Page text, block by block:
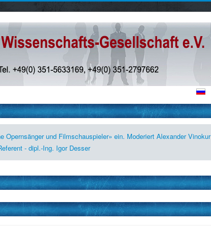
und Filmschauspieler» ein. Moderiert Alexander Vinokur
- dipl.-Ing. Igor Desser